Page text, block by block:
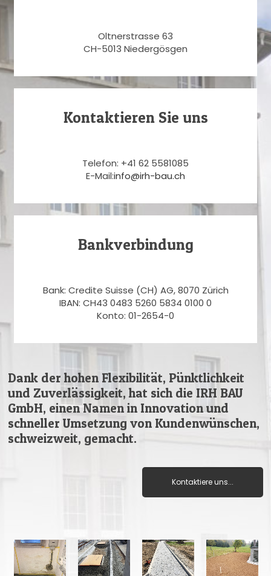
Oltnerstrasse 63
CH-5013 Niedergösgen
Kontaktieren Sie uns
Telefon: +41 62 5581085
E-Mail:info@irh-bau.ch
Bankverbindung
Bank: Credite Suisse (CH) AG, 8070 Zürich
IBAN: CH43 0483 5260 5834 0100 0
Konto: 01-2654-0
Dank der hohen Flexibilität, Pünktlichkeit
und Zuverlässigkeit, hat sich die IRH BAU
GmbH, einen Namen in Innovation und
schneller Umsetzung von Kundenwünschen,
schweizweit, gemacht.
Kontaktiere uns...